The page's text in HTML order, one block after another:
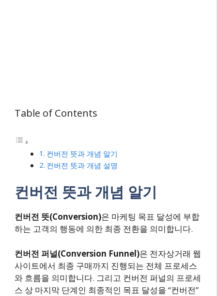
Table of Contents
컨버전 뜻과 개념 알기
컨버전 뜻과 개념 설명
컨버전 뜻과 개념 알기
컨버전 뜻(Conversion)은 마케팅 목표 달성에 부합
하는 고객의 행동에 의한 최종 전환을 의미합니다.
컨버전 퍼널(Conversion Funnel)은 전자상거래 웹
사이트에서 최종 구매까지 진행되는 전체 프로세스
와 흐름을 의미합니다. 그리고 컨버전 퍼널의 프로세
스 상 마지막 단계인 최종적인 목표 달성을 “컨버전”